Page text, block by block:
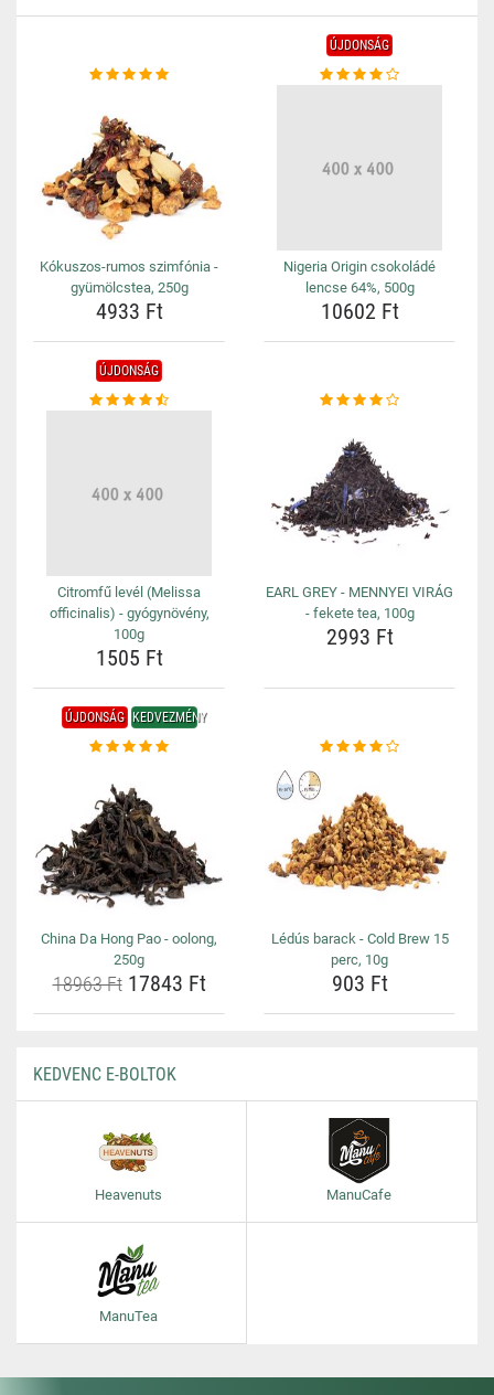
Kókuszos-rumos szimfónia -
gyümölcstea, 250g
4933 Ft
ÚJDONSÁG
Nigeria Origin csokoládé
lencse 64%, 500g
10602 Ft
ÚJDONSÁG
Citromfű levél (Melissa
officinalis) - gyógynövény,
100g
1505 Ft
EARL GREY - MENNYEI VIRÁG
- fekete tea, 100g
2993 Ft
ÚJDONSÁG KEDVEZMÉNY
China Da Hong Pao - oolong,
250g
18963 Ft17843 Ft
Lédús barack - Cold Brew 15
perc, 10g
903 Ft
KEDVENC E-BOLTOK
Heavenuts ManuCafe
ManuTea